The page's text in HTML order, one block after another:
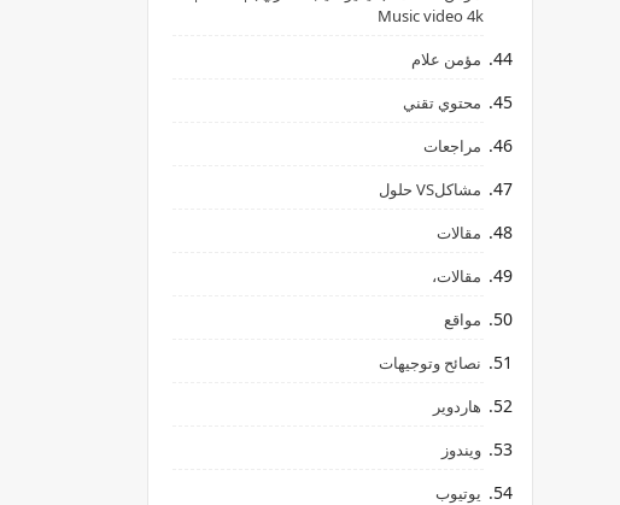
Music video 4k
مؤمن علام
محتوي تقني
مراجعات
مشاكلVS حلول
مقالات
مقالات،
مواقع
نصائح وتوجيهات
هاردوير
ويندوز
يوتيوب